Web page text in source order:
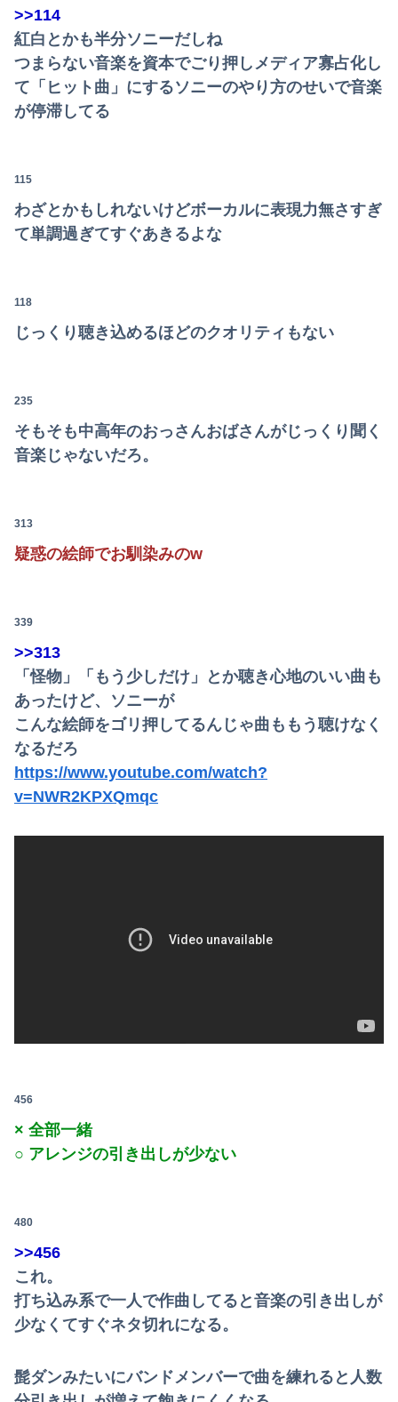
>>114
紅白とかも半分ソニーだしね
つまらない音楽を資本でごり押しメディア寡占化し
て「ヒット曲」にするソニーのやり方のせいで音楽
が停滞してる
115
わざとかもしれないけどボーカルに表現力無さすぎ
て単調過ぎてすぐあきるよな
118
じっくり聴き込めるほどのクオリティもない
235
そもそも中高年のおっさんおばさんがじっくり聞く
音楽じゃないだろ。
313
疑惑の絵師でお馴染みのw
339
>>313
「怪物」「もう少しだけ」とか聴き心地のいい曲も
あったけど、ソニーが
こんな絵師をゴリ押してるんじゃ曲ももう聴けなく
なるだろ
https://www.youtube.com/watch?
v=NWR2KPXQmqc
456
× 全部一緒
○ アレンジの引き出しが少ない
480
>>456
これ。
打ち込み系で一人で作曲してると音楽の引き出しが
少なくてすぐネタ切れになる。
髭ダンみたいにバンドメンバーで曲を練れると人数